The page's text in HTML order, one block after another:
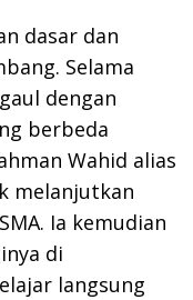
dasar dan
Selama
dengan
berbeda
Wahid alias
melanjutkan
Ia kemudian
di
langsung